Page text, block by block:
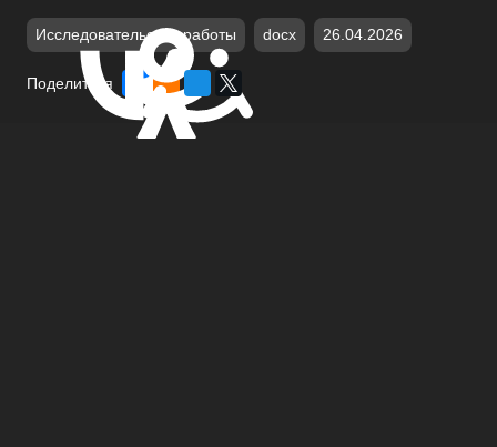
Исследовательские работы docx 26.04.2026
Поделиться